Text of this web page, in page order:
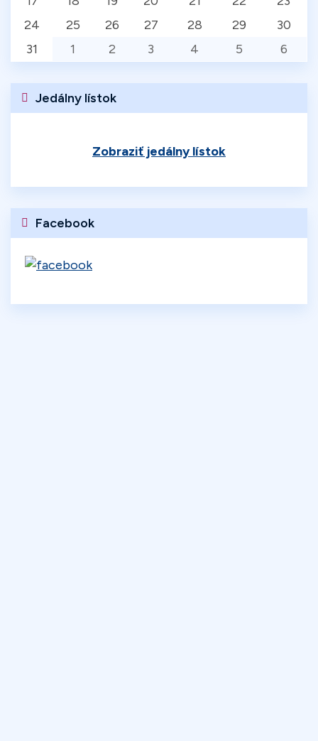
24
25 26 27 28 29
30
31
1 2 3 4 5 6
Jedálny lístok
Zobraziť jedálny lístok
Facebook